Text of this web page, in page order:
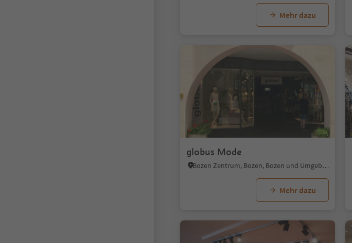
Mehr dazu
globus Mode
Bozen Zentrum, Bozen, Bozen und Umgebung
Mehr dazu